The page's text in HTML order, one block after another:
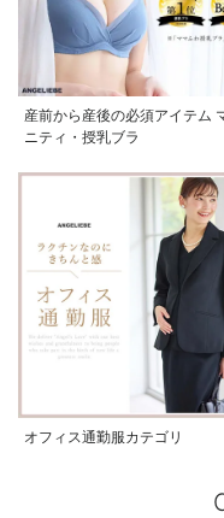
産前から産後の必須アイテム
ニティ・授乳ブラ
オフィス通勤服カテゴリ